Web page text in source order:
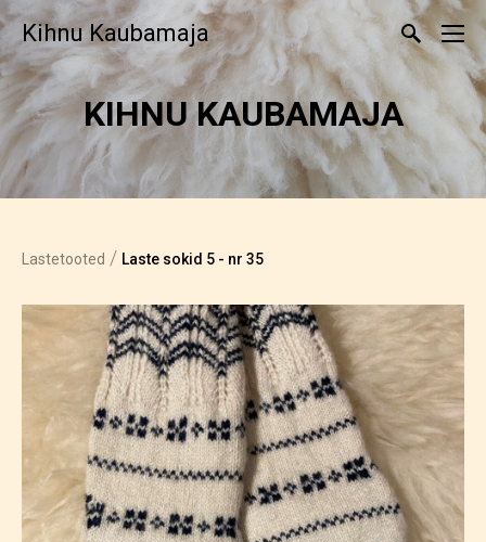
Kihnu Kaubamaja
KIHNU KAUBAMAJA
Lastetooted / Laste sokid 5 - nr 35